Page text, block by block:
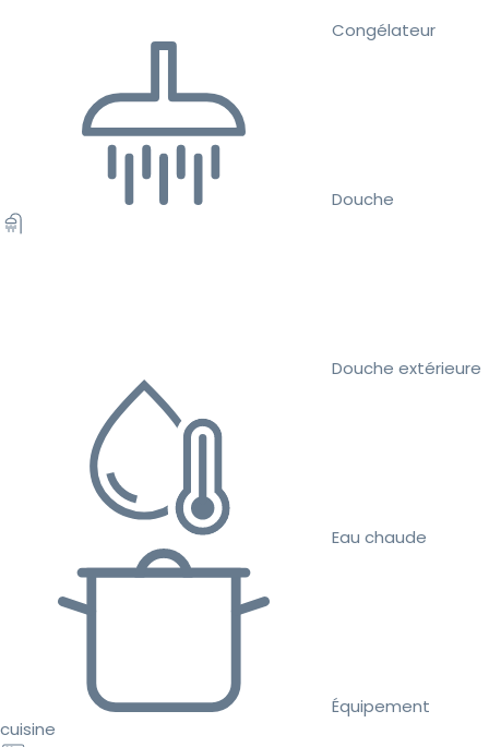
Congélateur
Douche
Douche extérieure
Eau chaude
Équipement
cuisine